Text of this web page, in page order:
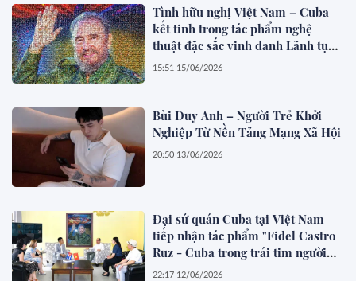
Tình hữu nghị Việt Nam – Cuba
kết tinh trong tác phẩm nghệ
thuật đặc sắc vinh danh Lãnh tụ
Fidel Castro
15:51 15/06/2026
Bùi Duy Anh – Người Trẻ Khởi
Nghiệp Từ Nền Tảng Mạng Xã Hội
20:50 13/06/2026
Đại sứ quán Cuba tại Việt Nam
tiếp nhận tác phẩm "Fidel Castro
Ruz - Cuba trong trái tim người
Việt"
22:17 12/06/2026